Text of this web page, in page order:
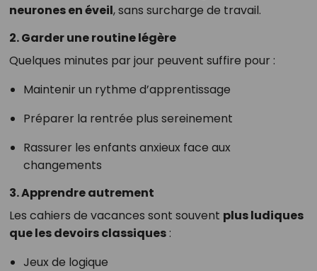
neurones en éveil, sans surcharge de travail.
2. Garder une routine légère
Quelques minutes par jour peuvent suffire pour :
Maintenir un rythme d’apprentissage
Préparer la rentrée plus sereinement
Rassurer les enfants anxieux face aux
changements
3. Apprendre autrement
Les cahiers de vacances sont souvent plus ludiques
que les devoirs classiques:
Jeux de logique